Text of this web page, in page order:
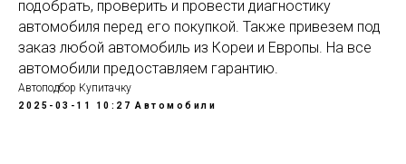
подобрать, проверить и провести диагностику
автомобиля перед его покупкой. Также привезем под
заказ любой автомобиль из Кореи и Европы. На все
автомобили предоставляем гарантию.
Автоподбор Купитачку
2025-03-11 10:27 Автомобили